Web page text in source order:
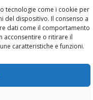
tecnologie come i cookie per
del dispositivo. Il consenso a
dati come il comportamento
acconsentire o ritirare il
caratteristiche e funzioni.